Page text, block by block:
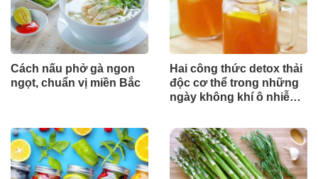
Cách nấu phở gà ngon
ngọt, chuẩn vị miền Bắc
Hai công thức detox thải
độc cơ thể trong những
ngày không khí ô nhiễm